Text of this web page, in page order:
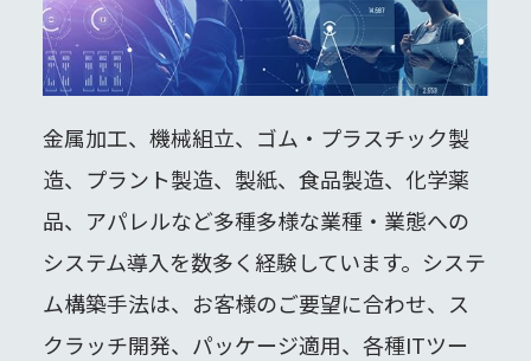
金属加工、機械組立、ゴム・プラスチック製
造、プラント製造、製紙、食品製造、化学薬
品、アパレルなど多種多様な業種・業態への
システム導入を数多く経験しています。システ
ム構築手法は、お客様のご要望に合わせ、ス
クラッチ開発、パッケージ適用、各種ITツー